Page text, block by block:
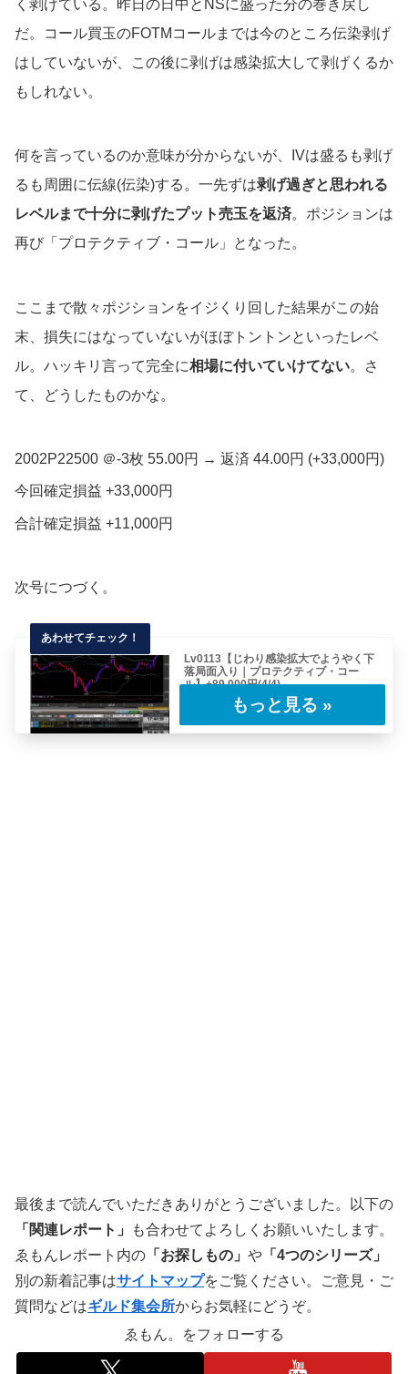
く剥げている。昨日の日中とNSに盛った分の巻き戻し
だ。コール買玉のFOTMコールまでは今のところ伝染剥げ
はしていないが、この後に剥げは感染拡大して剥げくるか
もしれない。
何を言っているのか意味が分からないが、IVは盛るも剥げ
るも周囲に伝線(伝染)する。一先ずは剥げ過ぎと思われる
レベルまで十分に剥げたプット売玉を返済。ポジションは
再び「プロテクティブ・コール」となった。
ここまで散々ポジションをイジくり回した結果がこの始
末、損失にはなっていないがほぼトントンといったレベ
ル。ハッキリ言って完全に相場に付いていけてない。さ
て、どうしたものかな。
2002P22500 ＠-3枚 55.00円 → 返済 44.00円 (+33,000円)
今回確定損益 +33,000円
合計確定損益 +11,000円
次号につづく。
Lv0113【じわり感染拡大でようやく下
落局面入り｜プロテクティブ・コー
ル】+89,000円(4/4)
前号のつづき。前号までのレポートはこちらか
らどうぞ。2020.01.24(金)17:45……
最後まで読んでいただきありがとうございました。以下の
「関連レポート」
も合わせてよろしくお願いいたします。
ゑもんレポート内の 「お探しもの」 や 「4つのシリーズ」
別の新着記事はサイトマップをご覧ください。ご意見・ご
質問などはギルド集会所からお気軽にどうぞ。
ゑもん。をフォローする